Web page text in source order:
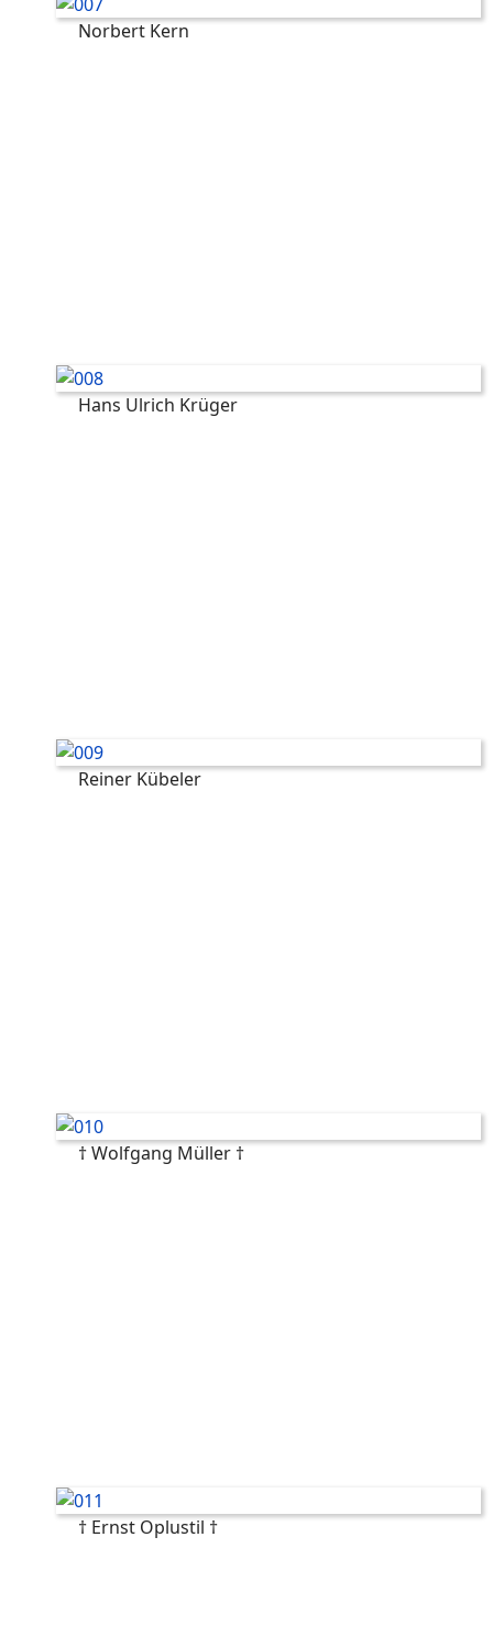
Norbert Kern
Hans Ulrich Krüger
Reiner Kübeler
† Wolfgang Müller †
† Ernst Oplustil †